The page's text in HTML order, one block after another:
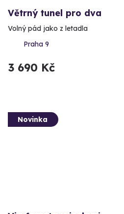
Větrný tunel pro dva
Volný pád jako z letadla
Praha 9
3 690 Kč
Novinka